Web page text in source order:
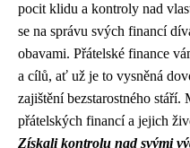
pocit klidu a kontroly nad
se na správu svých financí
obavami. Přátelské finance
a cílů, ať už je to vysněná
zajištění bezstarostného
přátelských financí a jejich
Získali kontrolu nad svými